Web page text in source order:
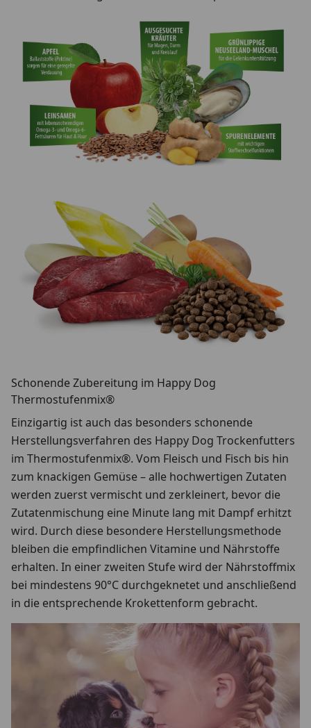
Schonende Zubereitung im Happy Dog
Thermostufenmix®
Einzigartig ist auch das besonders schonende
Herstellungsverfahren des Happy Dog Trockenfutters
im Thermostufenmix®. Vom Fleisch und Fisch bis hin
zum knackigen Gemüse – alle hochwertigen Zutaten
werden zuerst vermischt und zerkleinert, bevor die
Zutatenmischung eine Minute lang mit Dampf erhitzt
wird. Durch diese besondere Herstellungsmethode
bleiben die empfindlichen Vitamine und Nährstoffe
erhalten. In einer zweiten Stufe wird der Nährstoffmix
bei mindestens 90°C durchgeknetet und anschließend
in die entsprechende Krokettenform gebracht.